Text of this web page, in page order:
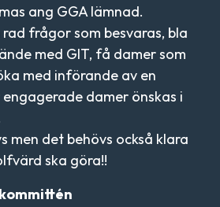
ang GGA lämnad.
rad frågor som besvaras, bla
med GIT, få damer som
med införande av en
damer önskas i
men det behövs också klara
ska göra!!